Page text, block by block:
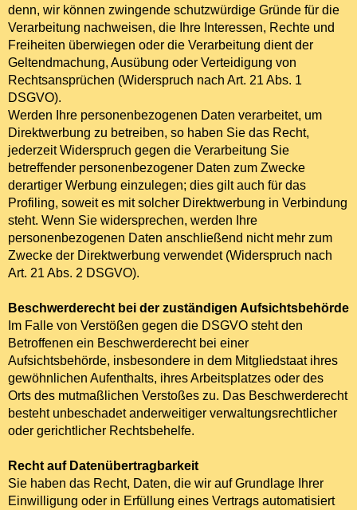
denn, wir können zwingende schutzwürdige Gründe für die
Verarbeitung nachweisen, die Ihre Interessen, Rechte und
Freiheiten überwiegen oder die Verarbeitung dient der
Geltendmachung, Ausübung oder Verteidigung von
Rechtsansprüchen (Widerspruch nach Art. 21 Abs. 1
DSGVO).
Werden Ihre personenbezogenen Daten verarbeitet, um
Direktwerbung zu betreiben, so haben Sie das Recht,
jederzeit Widerspruch gegen die Verarbeitung Sie
betreffender personenbezogener Daten zum Zwecke
derartiger Werbung einzulegen; dies gilt auch für das
Profiling, soweit es mit solcher Direktwerbung in Verbindung
steht. Wenn Sie widersprechen, werden Ihre
personenbezogenen Daten anschließend nicht mehr zum
Zwecke der Direktwerbung verwendet (Widerspruch nach
Art. 21 Abs. 2 DSGVO).
Beschwerderecht bei der zuständigen Aufsichtsbehörde
Im Falle von Verstößen gegen die DSGVO steht den
Betroffenen ein Beschwerderecht bei einer
Aufsichtsbehörde, insbesondere in dem Mitgliedstaat ihres
gewöhnlichen Aufenthalts, ihres Arbeitsplatzes oder des
Orts des mutmaßlichen Verstoßes zu. Das Beschwerderecht
besteht unbeschadet anderweitiger verwaltungsrechtlicher
oder gerichtlicher Rechtsbehelfe.
Recht auf Datenübertragbarkeit
Sie haben das Recht, Daten, die wir auf Grundlage Ihrer
Einwilligung oder in Erfüllung eines Vertrags automatisiert